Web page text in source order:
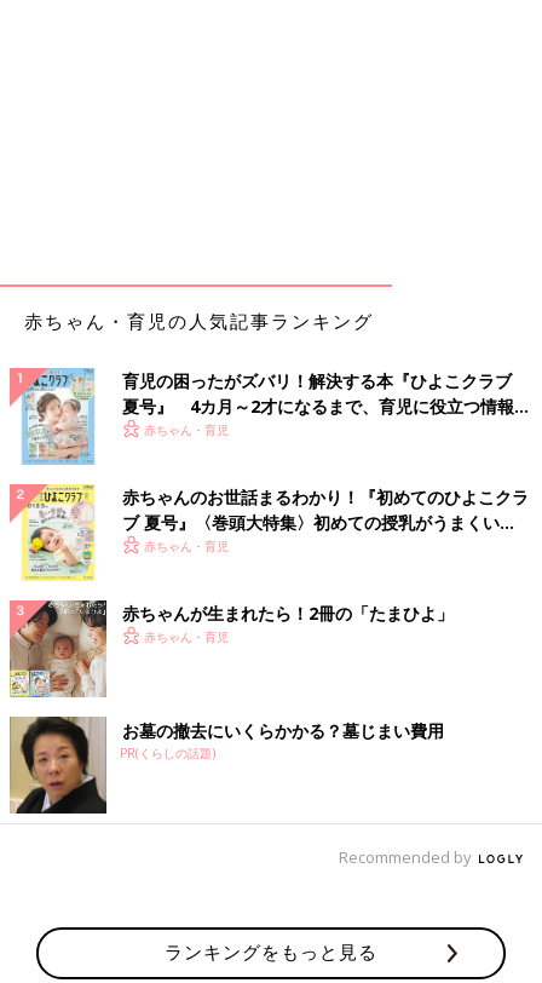
赤ちゃん・育児の人気記事ランキング
育児の困ったがズバリ！解決する本『ひよこクラブ
夏号』 4カ月～2才になるまで、育児に役立つ情報が
いっぱい！
赤ちゃん・育児
赤ちゃんのお世話まるわかり！『初めてのひよこクラ
ブ 夏号』〈巻頭大特集〉初めての授乳がうまくい
く！ おっぱい・ミルクの基本と夏のトラブル 解決テ
赤ちゃん・育児
赤ちゃんが生まれたら！2冊の「たまひよ」
赤ちゃん・育児
お墓の撤去にいくらかかる？墓じまい費用
PR(くらしの話題)
Recommended by
ランキングをもっと見る